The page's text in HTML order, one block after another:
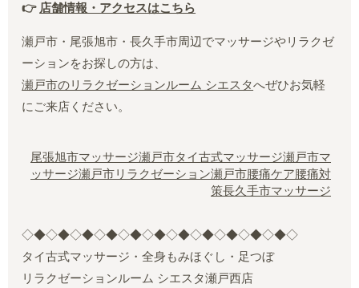
👉 店舗情報・アクセスはこちら
瀬戸市・尾張旭市・長久手市周辺でマッサージやリラクゼ
ーションをお探しの方は、
瀬戸市のリラクゼーションルーム シエスタへぜひお気軽
にご来店ください。
尾張旭市マッサージ瀬戸市タイ古式マッサージ瀬戸市マ
ッサージ瀬戸市リラクゼーション瀬戸市腰痛ケア腰痛対
策長久手市マッサージ
◇◆◇◆◇◆◇◆◇◆◇◆◇◆◇◆◇◆◇◆◇◆◇
タイ古式マッサージ・全身もみほぐし・足つぼ
リラクゼーションルーム シエスタ瀬戸西店